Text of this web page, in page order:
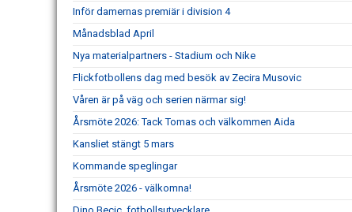
Inför damernas premiär i division 4
Månadsblad April
Nya materialpartners - Stadium och Nike
Flickfotbollens dag med besök av Zecira Musovic
Våren är på väg och serien närmar sig!
Årsmöte 2026: Tack Tomas och välkommen Aida
Kansliet stängt 5 mars
Kommande speglingar
Årsmöte 2026 - välkomna!